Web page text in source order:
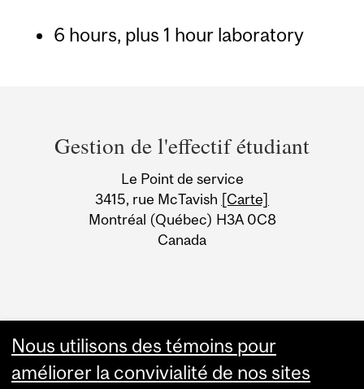
6 hours, plus 1 hour laboratory
and
University
Information
Gestion de l'effectif étudiant
Le Point de service
3415, rue McTavish [Carte]
Montréal (Québec) H3A 0C8
Canada
Nous utilisons des témoins pour
améliorer la convivialité de nos sites